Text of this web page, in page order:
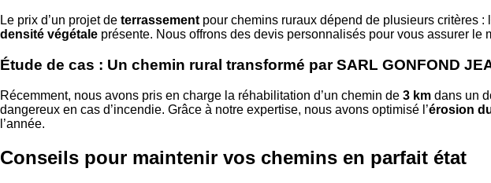
Le prix d’un projet de terrassement pour chemins ruraux dépend de plusieurs critères :
densité végétale présente. Nous offrons des devis personnalisés pour vous assurer le
Étude de cas : Un chemin rural transformé par SARL GONFOND
Récemment, nous avons pris en charge la réhabilitation d’un chemin de 3 km dans un
dangereux en cas d’incendie. Grâce à notre expertise, nous avons optimisé l’érosion
l’année.
Conseils pour maintenir vos chemins en parfait état